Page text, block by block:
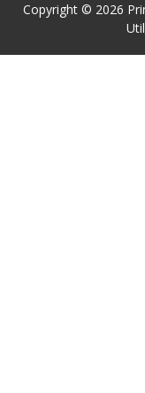
Copyright © 2026